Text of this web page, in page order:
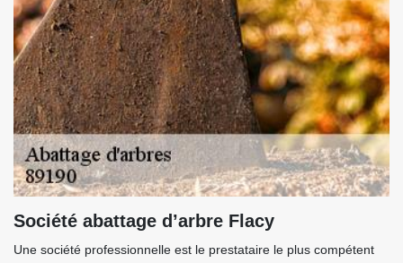
Société abattage d’arbre Flacy
Une société professionnelle est le prestataire le plus compétent